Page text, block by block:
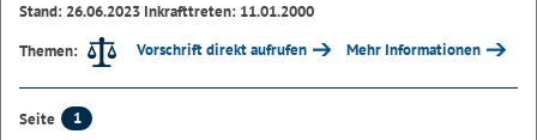
Stand: 26.06.2023 Inkrafttreten: 11.01.2000
Themen:
Vorschrift direkt aufrufen Mehr Informationen
Seite
1